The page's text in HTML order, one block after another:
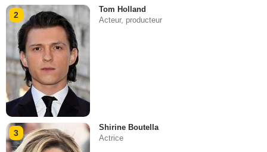
2
Tom Holland
Acteur, producteur
3
Shirine Boutella
Actrice